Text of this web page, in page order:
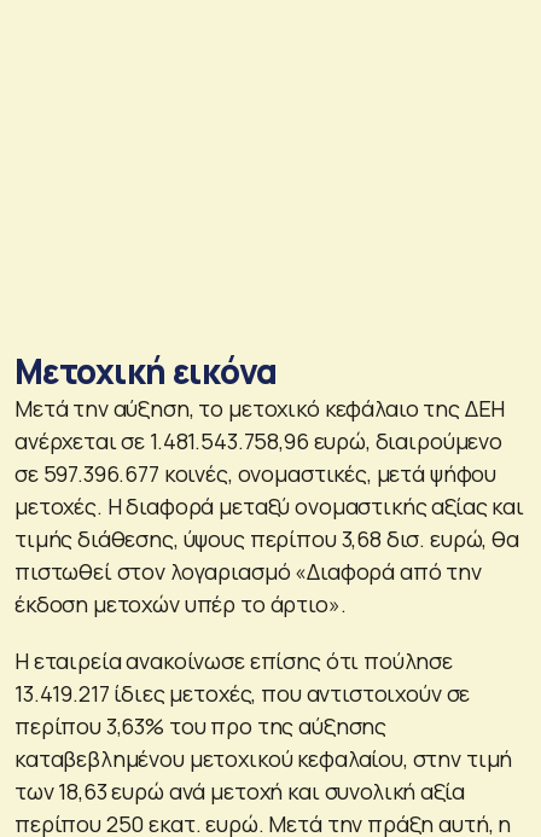
Μετοχική εικόνα
Μετά την αύξηση, το μετοχικό κεφάλαιο της ΔΕΗ
ανέρχεται σε 1.481.543.758,96 ευρώ, διαιρούμενο
σε 597.396.677 κοινές, ονομαστικές, μετά ψήφου
μετοχές. Η διαφορά μεταξύ ονομαστικής αξίας και
τιμής διάθεσης, ύψους περίπου 3,68 δισ. ευρώ, θα
πιστωθεί στον λογαριασμό «Διαφορά από την
έκδοση μετοχών υπέρ το άρτιο».
Η εταιρεία ανακοίνωσε επίσης ότι πούλησε
13.419.217 ίδιες μετοχές, που αντιστοιχούν σε
περίπου 3,63% του προ της αύξησης
καταβεβλημένου μετοχικού κεφαλαίου, στην τιμή
των 18,63 ευρώ ανά μετοχή και συνολική αξία
περίπου 250 εκατ. ευρώ. Μετά την πράξη αυτή, η